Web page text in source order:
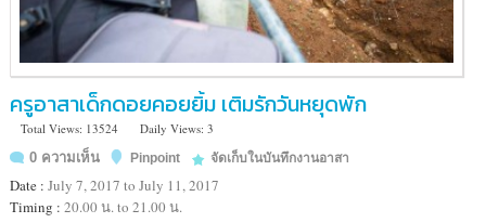
ครูอาสาเด็กดอยคอยยิ้ม เติมรักวันหยุดพัก
Total Views: 13524
Daily Views: 3
0 ความเห็น
Pinpoint จัดเก็บในบันทึกงานอาสา
Date : July 7, 2017 to July 11, 2017
Timing : 20.00 น. to 21.00 น.